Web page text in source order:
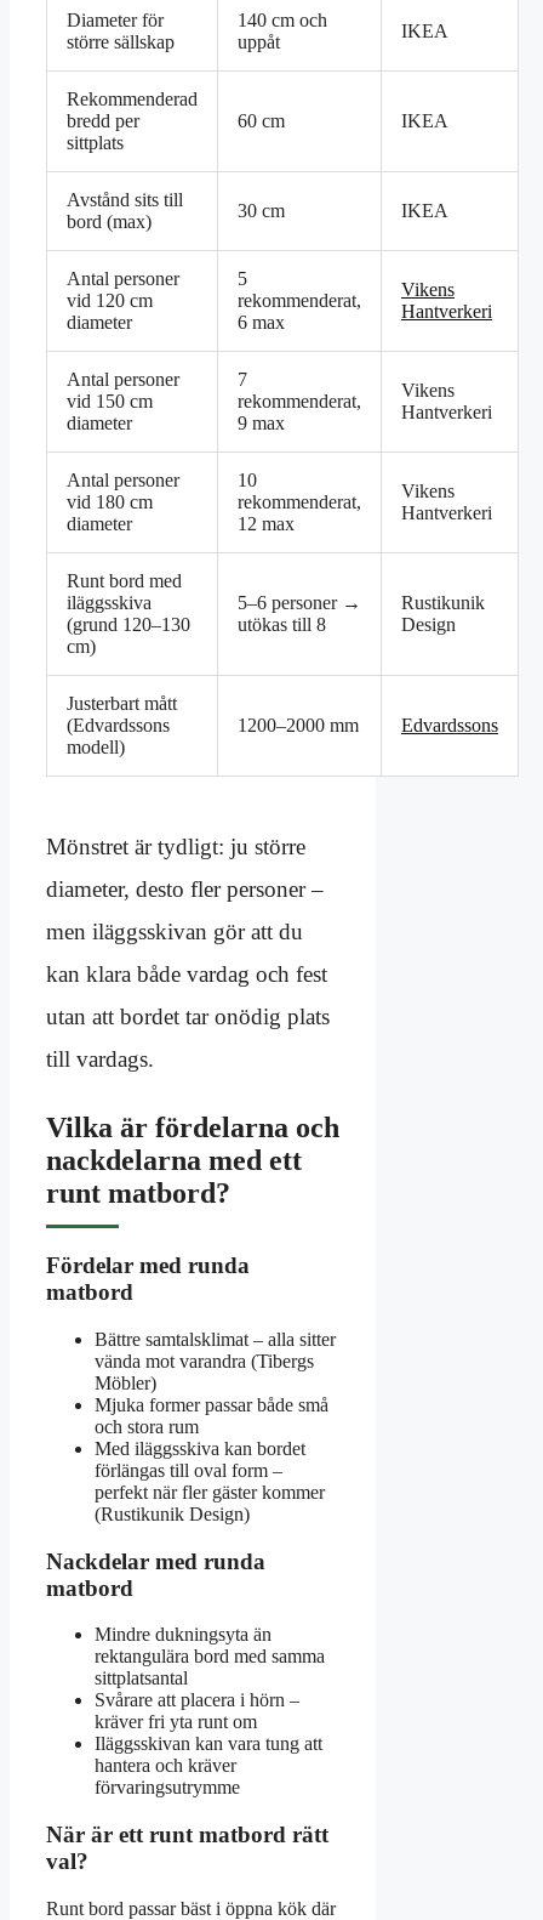
Diameter för
större sällskap
140 cm och
uppåt
IKEA
Rekommenderad
bredd per
sittplats
60 cm IKEA
Avstånd sits till
bord (max)
30 cm IKEA
Antal personer
vid 120 cm
diameter
5
rekommenderat,
6 max
Vikens
Hantverkeri
Antal personer
vid 150 cm
diameter
7
rekommenderat,
9 max
Vikens
Hantverkeri
Antal personer
vid 180 cm
diameter
10
rekommenderat,
12 max
Vikens
Hantverkeri
Runt bord med
iläggsskiva
(grund 120–130
cm)
5–6 personer →
utökas till 8
Rustikunik
Design
Justerbart mått
(Edvardssons
modell)
1200–2000 mm Edvardssons
Mönstret är tydligt: ju större
diameter, desto fler personer –
men iläggsskivan gör att du
kan klara både vardag och fest
utan att bordet tar onödig plats
till vardags.
Vilka är fördelarna och
nackdelarna med ett
runt matbord?
Fördelar med runda
matbord
Bättre samtalsklimat – alla sitter
vända mot varandra (Tibergs
Möbler)
Mjuka former passar både små
och stora rum
Med iläggsskiva kan bordet
förlängas till oval form –
perfekt när fler gäster kommer
(Rustikunik Design)
Nackdelar med runda
matbord
Mindre dukningsyta än
rektangulära bord med samma
sittplatsantal
Svårare att placera i hörn –
kräver fri yta runt om
Iläggsskivan kan vara tung att
hantera och kräver
förvaringsutrymme
När är ett runt matbord rätt
val?
Runt bord passar bäst i öppna kök där